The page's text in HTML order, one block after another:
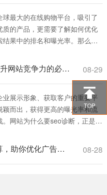

TOP
最大的在线购物平台，吸引了
的产品，更需要了解如何优化
果中的排名和曝光率。那么，
即搜索引擎优化，是一种通过
探究网站为什么要seo诊断，提升网站竞争力的必由之路 08-29
展示形象、获取客户的重要平
而出，获得更高的曝光率和流
网站为什么要seo诊断，正是为
高在搜索引擎中的排名。 首
企业了解当前的SEO状态。通过
深入解析谷歌推广广告费怎么算，助你优化广告预算策略 08-28
企业不可或缺的推广工具。随
解谷歌推广广告费怎么算便显